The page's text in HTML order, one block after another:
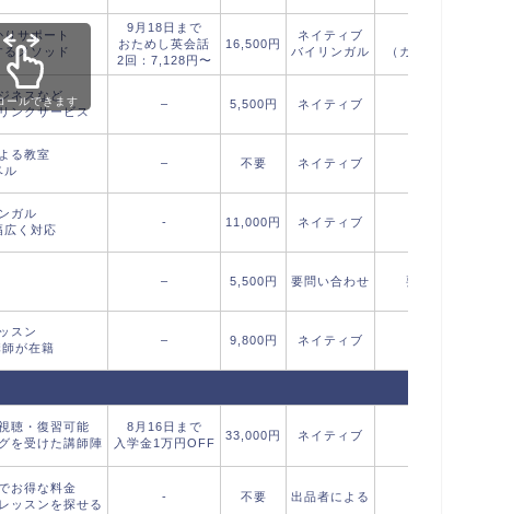
サポート
メソッド
9月18日まで
おためし英会話
2回：7,128円〜
16,500円
ネイティブ
バイリンガル
（カウンセリング）
ネスなど
ンクサービス
– 5,500円 ネイティブ
る教室
ル
– 不要 ネイティブ
ガル
広く対応
- 11,000円 ネイティブ
– 5,500円 要問い合わせ 要問い合わせ
スン
が在籍
– 9,800円 ネイティブ
聴・復習可能
を受けた講師陣
8月16日まで
入学金1万円OFF
33,000円 ネイティブ
お得な料金
ッスンを探せる
- 不要 出品者による
ールできます